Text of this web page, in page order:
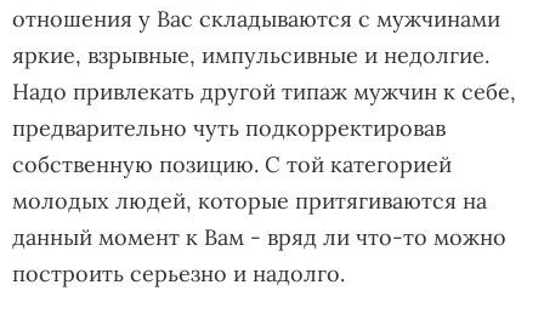
отношения у Вас складываются с мужчинами
яркие, взрывные, импульсивные и недолгие.
Надо привлекать другой типаж мужчин к себе,
предварительно чуть подкорректировав
собственную позицию. С той категорией
молодых людей, которые притягиваются на
данный момент к Вам - вряд ли что-то можно
построить серьезно и надолго.